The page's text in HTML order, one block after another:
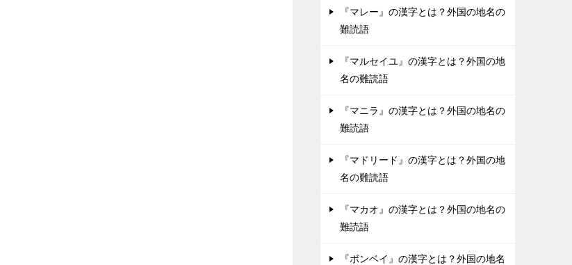
『マレー』の漢字とは？外国の地名の
難読語
『マルセイユ』の漢字とは？外国の地
名の難読語
『マニラ』の漢字とは？外国の地名の
難読語
『マドリード』の漢字とは？外国の地
名の難読語
『マカオ』の漢字とは？外国の地名の
難読語
『ボンベイ』の漢字とは？外国の地名